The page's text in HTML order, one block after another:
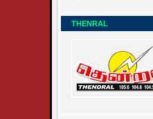
THENRAL